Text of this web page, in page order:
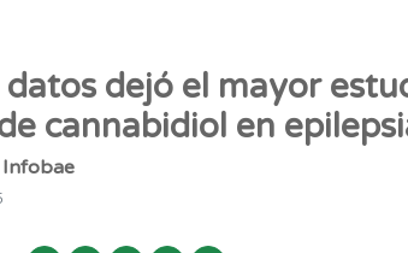
datos dejó el mayor
cannabidiol en
Infobae